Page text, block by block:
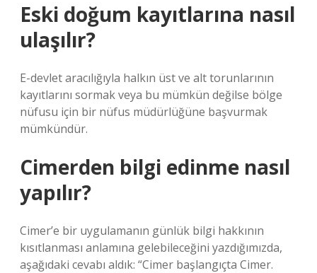
Eski doğum kayıtlarına nasıl
ulaşılır?
E-devlet aracılığıyla halkın üst ve alt torunlarının
kayıtlarını sormak veya bu mümkün değilse bölge
nüfusu için bir nüfus müdürlüğüne başvurmak
mümkündür.
Cimerden bilgi edinme nasıl
yapılır?
Cimer’e bir uygulamanın günlük bilgi hakkının
kısıtlanması anlamına gelebileceğini yazdığımızda,
aşağıdaki cevabı aldık: “Cimer başlangıçta Cimer.